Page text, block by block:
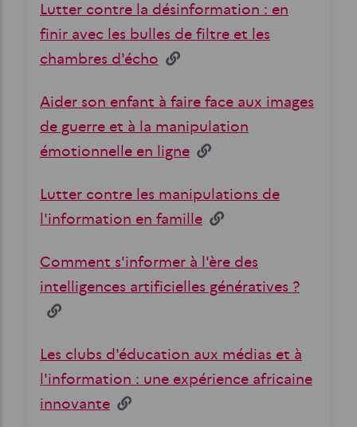
Lutter contre la désinformation : en
finir avec les bulles de filtre et les
chambres d'écho
Aider son enfant à faire face aux images
de guerre et à la manipulation
émotionnelle en ligne
Lutter contre les manipulations de
l'information en famille
Comment s'informer à l'ère des
intelligences artificielles génératives ?
Les clubs d'éducation aux médias et à
l'information : une expérience africaine
innovante